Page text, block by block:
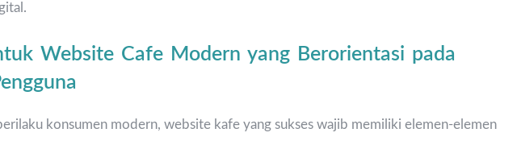
Website Cafe Modern yang Berorientasi pada
konsumen modern, website kafe yang sukses wajib memiliki elemen-elemen